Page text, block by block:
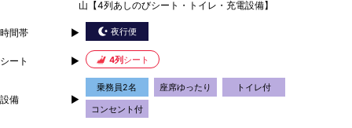
時間帯 夜行便
シート 4列 シート
設備
乗務員2名 座席ゆったり トイレ付
コンセント付